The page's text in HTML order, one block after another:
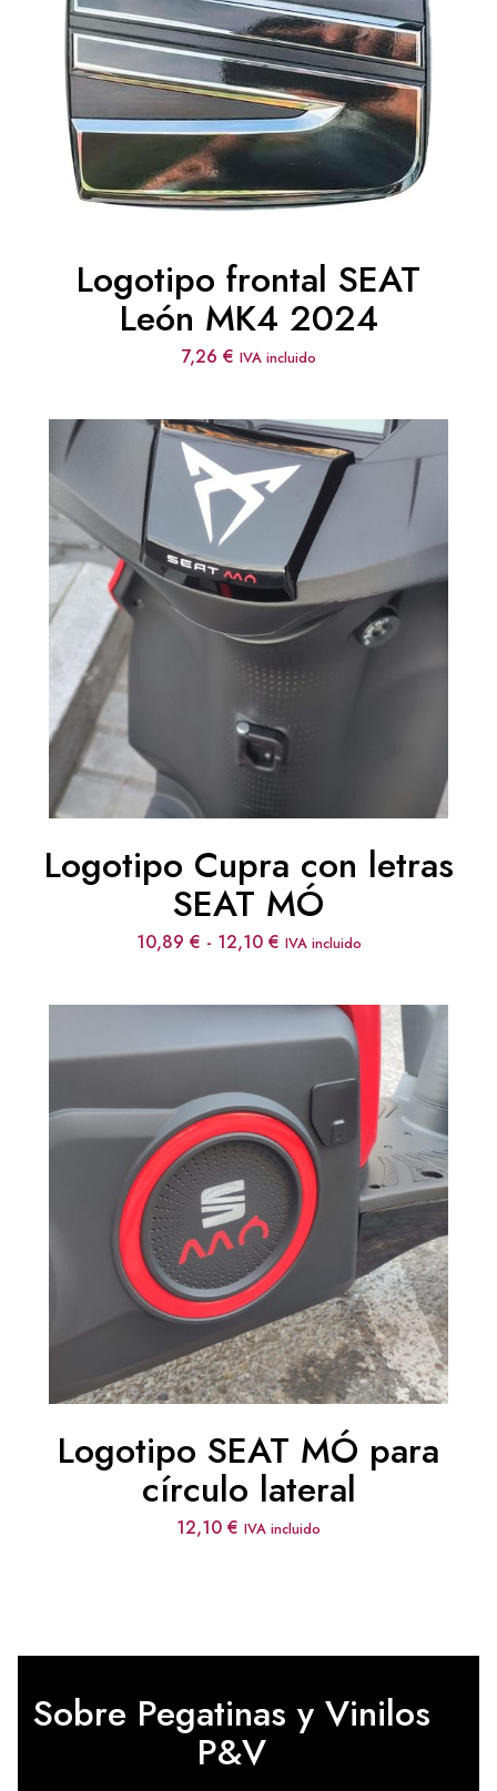
Logotipo frontal SEAT
León MK4 2024
7,26 € IVA incluido
Logotipo Cupra con letras
SEAT MÓ
10,89 € - 12,10 €Rango
desde
10,89 €
12,10 €
IVA incluido
Logotipo SEAT MÓ para
círculo lateral
12,10 € IVA incluido
Sobre Pegatinas y Vinilos
P&V